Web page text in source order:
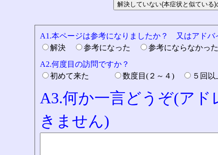
A1.本ページは参考になりましたか？ 又はアドバ
解決
参考になった
参考にならなか
A2.何度目の訪問ですか？
初めて来た
数度目(２～４) ５回
A3.何か一言どうぞ(ア
きません)